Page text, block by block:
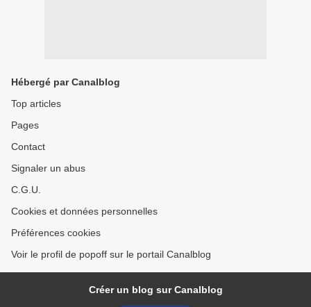
Hébergé par Canalblog
Top articles
Pages
Contact
Signaler un abus
C.G.U.
Cookies et données personnelles
Préférences cookies
Voir le profil de popoff sur le portail Canalblog
Créer un blog sur Canalblog